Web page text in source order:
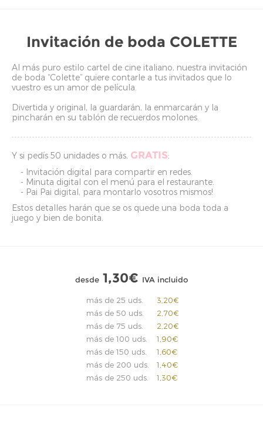
Invitación de boda COLETTE
Al más puro estilo cartel de cine italiano, nuestra invitación
de boda “Colette” quiere contarle a tus invitados que lo
vuestro es un amor de película.
Divertida y original, la guardarán, la enmarcarán y la
pincharán en su tablón de recuerdos molones.
Y si pedís 50 unidades o más, GRATIS:
- Invitación digital para compartir en redes.
- Minuta digital con el menú para el restaurante.
- Pai Pai digital, para montarlo vosotros mismos!
Estos detalles harán que se os quede una boda toda a
juego y bien de bonita.
desde 1,30€ IVA incluido
más de 25 uds.
más de 50 uds.
más de 75 uds.
más de 100 uds.
más de 150 uds.
más de 200 uds.
más de 250 uds.
3,20€
2,70€
2,20€
1,90€
1,60€
1,40€
1,30€